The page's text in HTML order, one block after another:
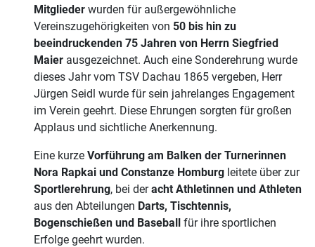
Mitglieder wurden für außergewöhnliche
Vereinszugehörigkeiten von 50 bis hin zu
beeindruckenden 75 Jahren von Herrn Siegfried
Maier ausgezeichnet. Auch eine Sonderehrung wurde
dieses Jahr vom TSV Dachau 1865 vergeben, Herr
Jürgen Seidl wurde für sein jahrelanges Engagement
im Verein geehrt. Diese Ehrungen sorgten für großen
Applaus und sichtliche Anerkennung.
Eine kurze Vorführung am Balken der Turnerinnen
Nora Rapkai und Constanze Homburg leitete über zur
Sportlerehrung, bei deracht Athletinnen und Athleten
aus den Abteilungen Darts, Tischtennis,
Bogenschießen und Baseball für ihre sportlichen
Erfolge geehrt wurden.